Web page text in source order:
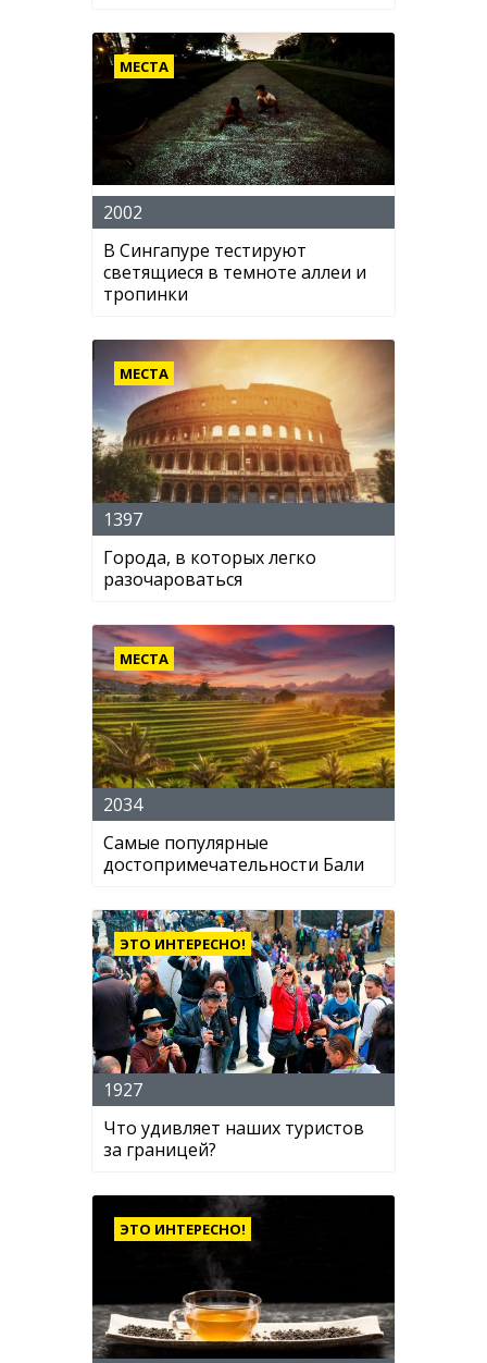
МЕСТА
2002
В Сингапуре тестируют
светящиеся в темноте аллеи и
тропинки
МЕСТА
1397
Города, в которых легко
разочароваться
МЕСТА
2034
Самые популярные
достопримечательности Бали
ЭТО ИНТЕРЕСНО!
1927
Что удивляет наших туристов
за границей?
ЭТО ИНТЕРЕСНО!